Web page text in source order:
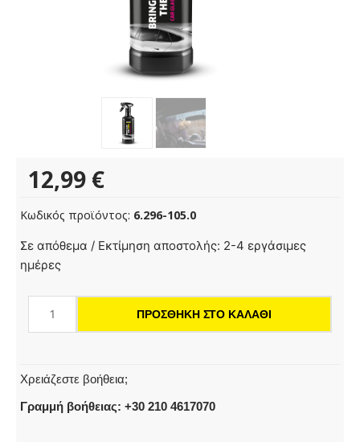
12,99 €
Κωδικός προϊόντος: 6.296-105.0
Σε απόθεμα / Εκτίμηση αποστολής: 2-4 εργάσιμες
ημέρες
Καθαριστικό
παραθύρων
ΠΡΟΣΘΉΚΗ ΣΤΟ ΚΑΛΆΘΙ
Χρειάζεστε βοήθεια;
Γραμμή βοήθειας: +30 210 4617070